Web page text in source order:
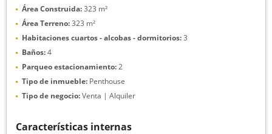
Área Construida:323 m²
Área Terreno:323 m²
Habitaciones cuartos - alcobas - dormitorios:3
Baños:4
Parqueo estacionamiento:2
Tipo de inmueble: Penthouse
Tipo de negocio:Venta | Alquiler
Características internas